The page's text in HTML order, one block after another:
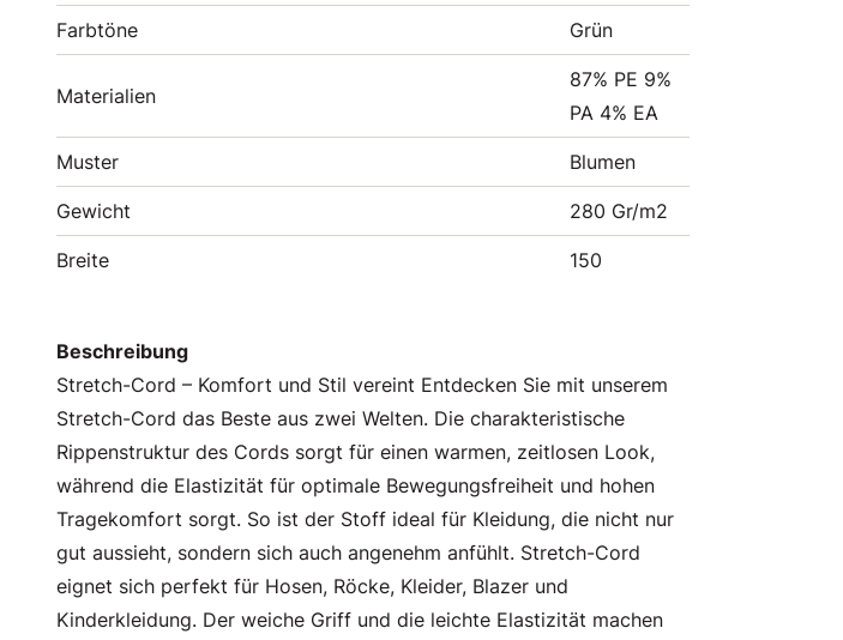
Farbtöne Grün
Materialien
87% PE 9%
PA 4% EA
Muster Blumen
Gewicht 280 Gr/m2
Breite 150
Beschreibung
Stretch-Cord – Komfort und Stil vereint Entdecken Sie mit unserem
Stretch-Cord das Beste aus zwei Welten. Die charakteristische
Rippenstruktur des Cords sorgt für einen warmen, zeitlosen Look,
während die Elastizität für optimale Bewegungsfreiheit und hohen
Tragekomfort sorgt. So ist der Stoff ideal für Kleidung, die nicht nur
gut aussieht, sondern sich auch angenehm anfühlt. Stretch-Cord
eignet sich perfekt für Hosen, Röcke, Kleider, Blazer und
Kinderkleidung. Der weiche Griff und die leichte Elastizität machen